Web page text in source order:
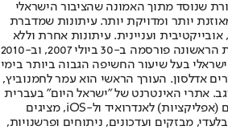
שנוסד מתוך האמונה שהציבור הישראלי
יותר ומדויקת יותר. עיתונות שמדברת
ועניינית. עיתונות אחרת וללא
תשלום. המהדורה המודפסת הראשונה פורסמה ב-30 ביולי 2007, וב-2010
בעל שיעור החשיפה הגבוה ביותר בימי
אדלסון. העורך הראשי הוא עמר לחמנוביץ,
אתרי האינטרנט של "ישראל היום" בעברית
ובאנגלית, כמו כן היישומונים (אפליקציות) לאנדרואיד ול-iOS, מציגים
מבזקים ועדכונים, ניתוחים ופרשנויות,